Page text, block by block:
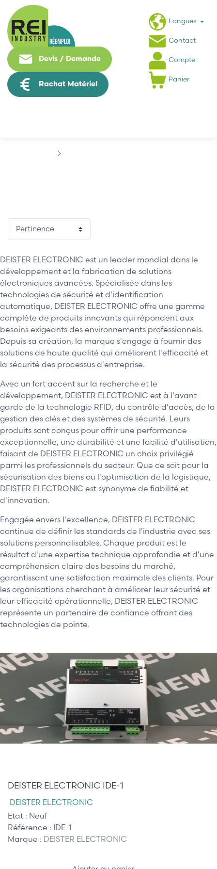
Devis / Demande
Rachat Matériel
Langues
Contact
Compte
Panier
DEISTER ELECTRONIC est un leader mondial dans le
développement et la fabrication de solutions
électroniques avancées. Spécialisée dans les
technologies de sécurité et d'identification
automatique, DEISTER ELECTRONIC offre une gamme
complète de produits innovants qui répondent aux
besoins exigeants des environnements professionnels.
Depuis sa création, la marque s'engage à fournir des
solutions de haute qualité qui améliorent l'efficacité et
la sécurité des processus d'entreprise.
Avec un fort accent sur la recherche et le
développement, DEISTER ELECTRONIC est à l'avant-
garde de la technologie RFID, du contrôle d'accès, de la
gestion des clés et des systèmes de sécurité. Leurs
produits sont conçus pour offrir une performance
exceptionnelle, une durabilité et une facilité d'utilisation,
faisant de DEISTER ELECTRONIC un choix privilégié
parmi les professionnels du secteur. Que ce soit pour la
sécurisation des biens ou l'optimisation de la logistique,
DEISTER ELECTRONIC est synonyme de fiabilité et
d'innovation.
Engagée envers l'excellence, DEISTER ELECTRONIC
continue de définir les standards de l'industrie avec ses
solutions personnalisables. Chaque produit est le
résultat d'une expertise technique approfondie et d'une
compréhension claire des besoins du marché,
garantissant une satisfaction maximale des clients. Pour
les organisations cherchant à améliorer leur sécurité et
leur efficacité opérationnelle, DEISTER ELECTRONIC
représente un partenaire de confiance offrant des
technologies de pointe.
DEISTER ELECTRONIC IDE-1
DEISTER ELECTRONIC
Etat : Neuf
Référence : IDE-1
Marque : DEISTER ELECTRONIC